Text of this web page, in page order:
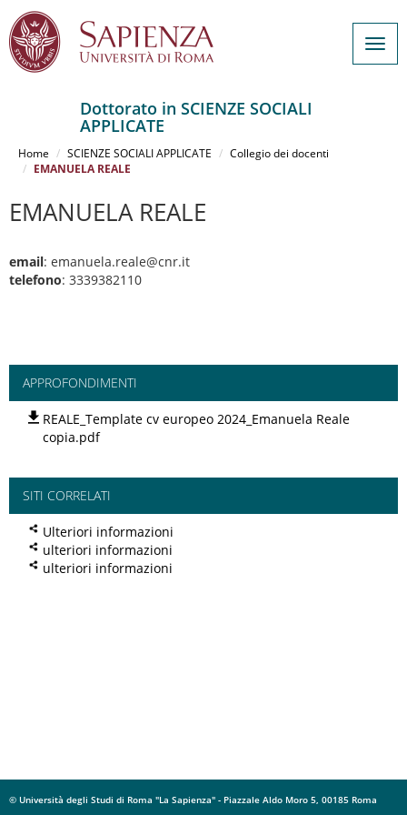
contenuto
Dottorato in SCIENZE SOCIALI
APPLICATE
Home SCIENZE SOCIALI APPLICATE
Collegio dei docenti
EMANUELA REALE
EMANUELA REALE
email: emanuela.reale@cnr.it
telefono: 3339382110
APPROFONDIMENTI
REALE_Template cv europeo 2024_Emanuela Reale
copia.pdf
SITI CORRELATI
Ulteriori informazioni
ulteriori informazioni
ulteriori informazioni
© Università degli Studi di Roma "La Sapienza" - Piazzale Aldo Moro 5, 00185 Roma